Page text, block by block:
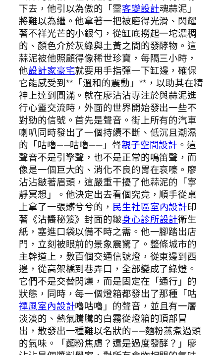
下去，他引以為傲的「靈客變設計魂蒜泥」
將難以為繼。他拿著一把被磨得光滑、閃耀
著不祥光芒的小銀勺，從缸底撈起一坨濃稠
的、顏色介於灰綠與土黃之間的發酵物。這
蒜泥被他照顧得像稀世珍寶，每隔三小時，
他設計家豪宅就要用手指彈一下缸邊，確保
它能感受到**「溫和的震動」**，以助其在精
神上達到圓滿。就在廖沾沾專注於與蒜泥進
行心靈交流時，外面的世界開始發出一些不
對勁的信號。首先是聲音。街上所有的汽車
喇叭同時發出了一個持續不斷、低沉且潮濕
的「咕嚕——咕嚕——」聲親子空間設計 。這
聲音不是引擎聲，也不是正常的鳴笛聲，而
像是一個巨大的、消化不良的胃在哀嚎。廖
沾沾皺著眉頭，這嚴重干擾了他蒜泥的「寧
靜冥想」。他決定出去看個究竟，順手從桌
上拿了一張髒兮兮的， 民生社區室內設計印
著《沾醬秘笈》封面的皺身心診所設計衛生
紙，塞進口袋以備不時之需。他一腳踏出店
門，立刻被眼前的景象震驚了。整條城市的
主幹道上，數百個交通信號燈，從東邊到西
邊，從高架橋到巷弄口，全部變成了綠燈。
它們不是交替閃爍，而是固定在「通行」的
狀態，同時，每一個燈箱都發出了那種「咕
禪風室內設計嚕咕嚕」的聲音，並且有一層
淡淡的、熱氣騰騰的白霧從燈箱的頂部冒
出，散發出一種難以名狀的——麵粉蒸煮過頭
的氣味。「麵粉焦慮？還是過度發酵？」廖